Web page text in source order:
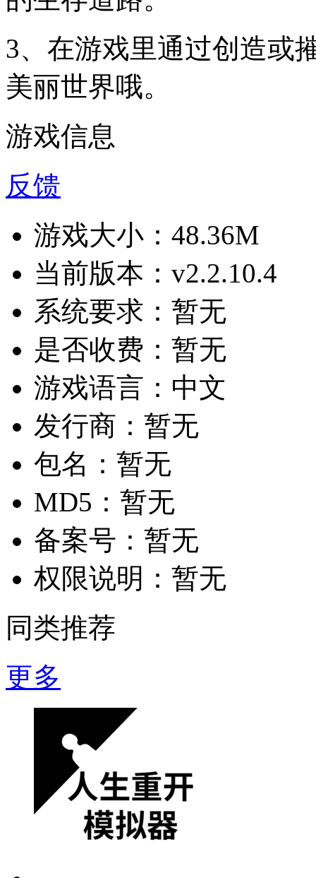
3、在游戏里通过创造或
美丽世界哦。
游戏信息
反馈
游戏大小： 48.36M
当前版本： v2.2.10.4
系统要求： 暂无
是否收费： 暂无
游戏语言： 中文
发行商： 暂无
包名： 暂无
MD5： 暂无
备案号： 暂无
权限说明： 暂无
同类推荐
更多